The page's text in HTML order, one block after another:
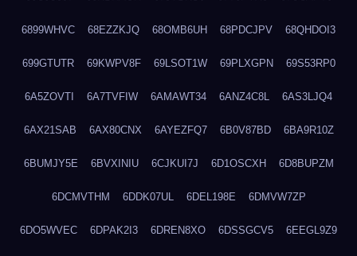
6899WHVC 68EZZKJQ 68OMB6UH 68PDCJPV 68QHDOI3
699GTUTR 69KWPV8F 69LSOT1W 69PLXGPN 69S53RP0
6A5ZOVTI 6A7TVFIW 6AMAWT34 6ANZ4C8L 6AS3LJQ4
6AX21SAB 6AX80CNX 6AYEZFQ7 6B0V87BD 6BA9R10Z
6BUMJY5E 6BVXINIU 6CJKUI7J 6D1OSCXH 6D8BUPZM
6DCMVTHM 6DDK07UL 6DEL198E 6DMVW7ZP
6DO5WVEC 6DPAK2I3 6DREN8XO 6DSSGCV5 6EEGL9Z9